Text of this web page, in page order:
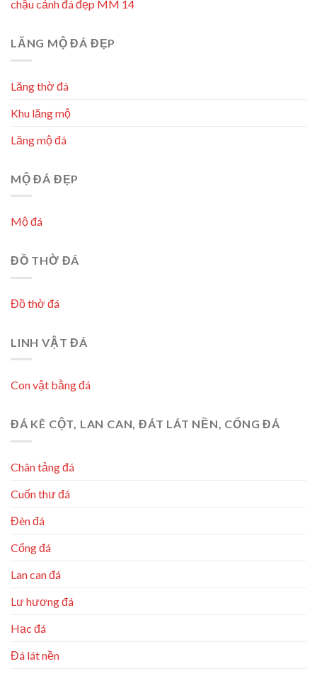
chậu cảnh đá đẹp MM 14
LĂNG MỘ ĐÁ ĐẸP
Lăng thờ đá
Khu lăng mộ
Lăng mộ đá
MỘ ĐÁ ĐẸP
Mộ đá
ĐỒ THỜ ĐÁ
Đồ thờ đá
LINH VẬT ĐÁ
Con vật bằng đá
ĐÁ KÊ CỘT, LAN CAN, ĐÁT LÁT NỀN, CỔNG ĐÁ
Chân tảng đá
Cuốn thư đá
Đèn đá
Cổng đá
Lan can đá
Lư hương đá
Hạc đá
Đá lát nền